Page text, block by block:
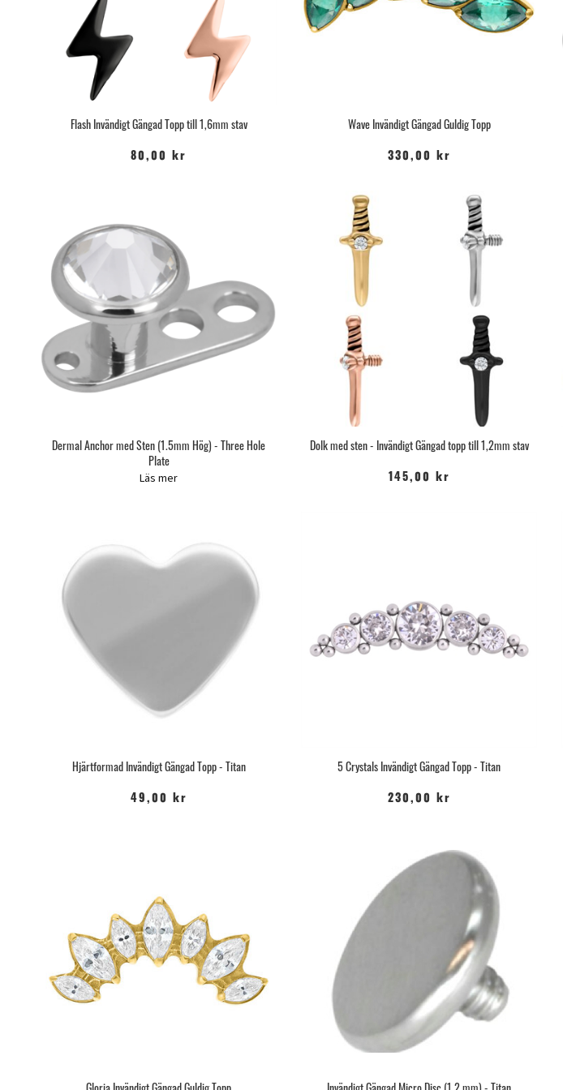
Flash Invändigt Gängad Topp till 1,6mm stav
80,00 kr
Wave Invändigt Gängad Guldig Topp
330,00 kr
Dermal Anchor med Sten (1.5mm Hög) - Three Hole
Plate
Läs mer
Dolk med sten - Invändigt Gängad topp till 1,2mm stav
145,00 kr
Hjärtformad Invändigt Gängad Topp - Titan
49,00 kr
5 Crystals Invändigt Gängad Topp - Titan
230,00 kr